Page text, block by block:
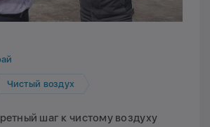
Чистый воздух
шаг к чистому воздуху